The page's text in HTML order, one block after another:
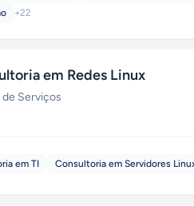
+22
em Redes Linux
Serviços
em TI Consultoria em Servidores